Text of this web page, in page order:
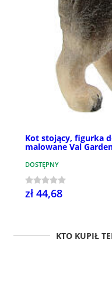
Kot stojący, figurka
malowane Val
DOSTĘPNY
zł 44,68
KTO KUPIŁ